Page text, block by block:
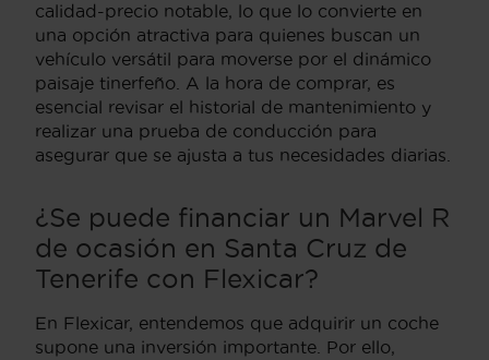
calidad-precio notable, lo que lo convierte en
una opción atractiva para quienes buscan un
vehículo versátil para moverse por el dinámico
paisaje tinerfeño. A la hora de comprar, es
esencial revisar el historial de mantenimiento y
realizar una prueba de conducción para
asegurar que se ajusta a tus necesidades diarias.
¿Se puede financiar un Marvel R
de ocasión en Santa Cruz de
Tenerife con Flexicar?
En Flexicar, entendemos que adquirir un coche
supone una inversión importante. Por ello,